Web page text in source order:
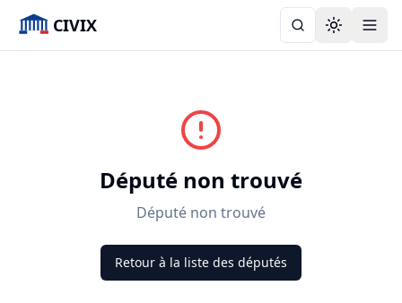
CIVIX Toggle
Député non trouvé
Député non trouvé
Retour à la liste des députés